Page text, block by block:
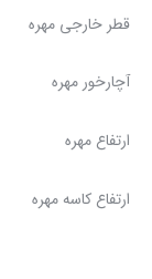
قطر خارجی مهره
آچارخور مهره
ارتفاع مهره
ارتفاع کاسه مهره